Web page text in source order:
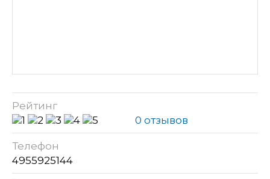
Рейтинг
0 отзывов
Телефон
4955925144